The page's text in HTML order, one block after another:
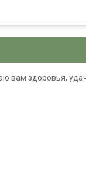
здоровья,